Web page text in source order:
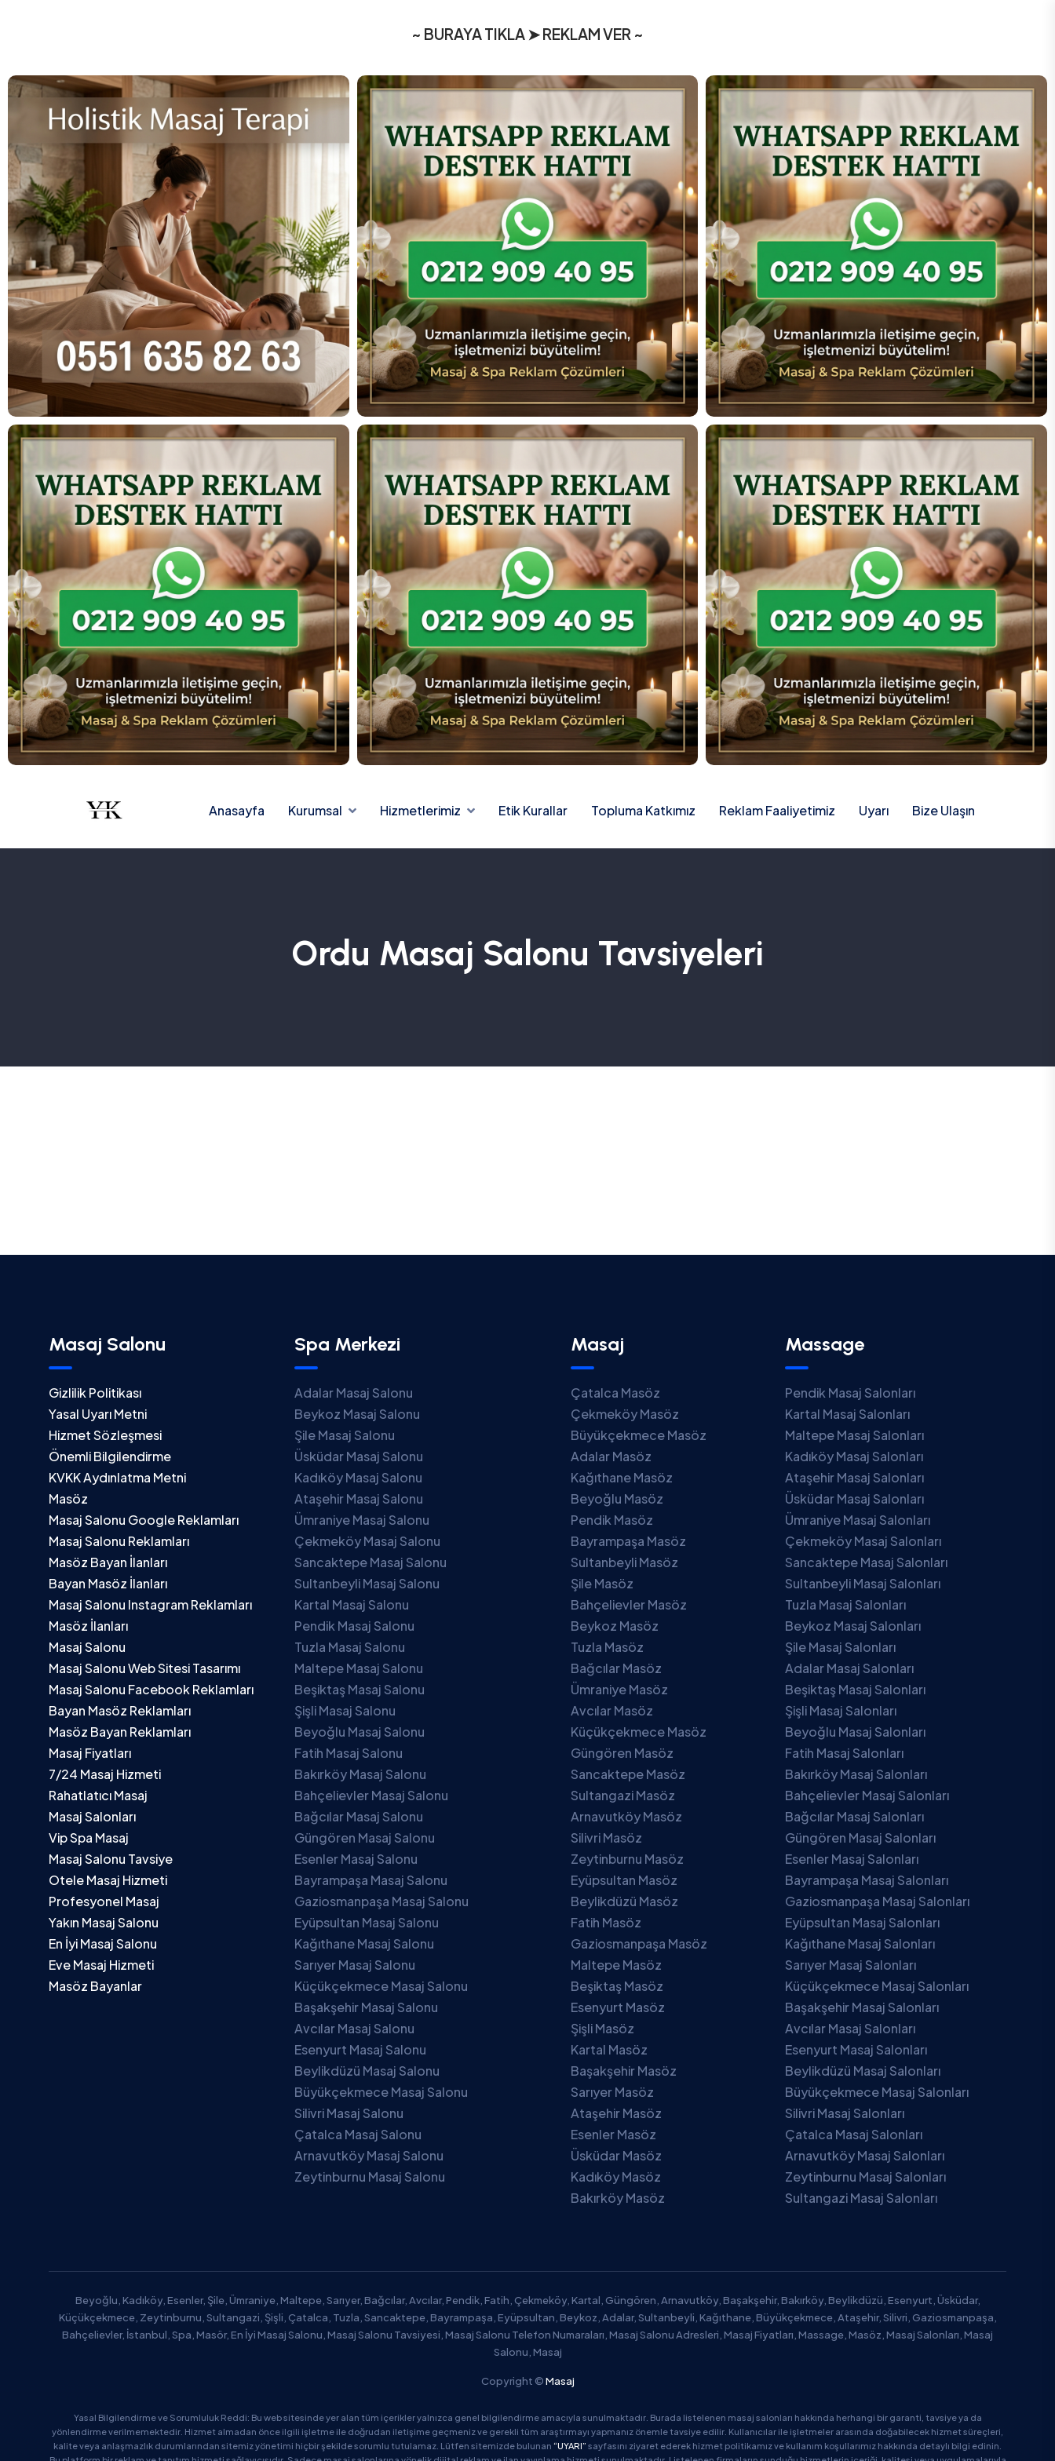
~ BURAYA TIKLA ➤ REKLAM VER ~
Anasayfa Kurumsal Hizmetlerimiz Etik Kurallar Topluma Katkımız Reklam Faaliyetimiz Uyarı Bize Ulaşın
Ordu Masaj Salonu Tavsiyeleri
Masaj Salonu
Gizlilik Politikası
Yasal Uyarı Metni
Hizmet Sözleşmesi
Önemli Bilgilendirme
KVKK Aydınlatma Metni
Masöz
Masaj Salonu Google Reklamları
Masaj Salonu Reklamları
Masöz Bayan İlanları
Bayan Masöz İlanları
Masaj Salonu Instagram Reklamları
Masöz İlanları
Masaj Salonu
Masaj Salonu Web Sitesi Tasarımı
Masaj Salonu Facebook Reklamları
Bayan Masöz Reklamları
Masöz Bayan Reklamları
Masaj Fiyatları
7/24 Masaj Hizmeti
Rahatlatıcı Masaj
Masaj Salonları
Vip Spa Masaj
Masaj Salonu Tavsiye
Otele Masaj Hizmeti
Profesyonel Masaj
Yakın Masaj Salonu
En İyi Masaj Salonu
Eve Masaj Hizmeti
Masöz Bayanlar
Spa Merkezi
Adalar Masaj Salonu
Beykoz Masaj Salonu
Şile Masaj Salonu
Üsküdar Masaj Salonu
Kadıköy Masaj Salonu
Ataşehir Masaj Salonu
Ümraniye Masaj Salonu
Çekmeköy Masaj Salonu
Sancaktepe Masaj Salonu
Sultanbeyli Masaj Salonu
Kartal Masaj Salonu
Pendik Masaj Salonu
Tuzla Masaj Salonu
Maltepe Masaj Salonu
Beşiktaş Masaj Salonu
Şişli Masaj Salonu
Beyoğlu Masaj Salonu
Fatih Masaj Salonu
Bakırköy Masaj Salonu
Bahçelievler Masaj Salonu
Bağcılar Masaj Salonu
Güngören Masaj Salonu
Esenler Masaj Salonu
Bayrampaşa Masaj Salonu
Gaziosmanpaşa Masaj Salonu
Eyüpsultan Masaj Salonu
Kağıthane Masaj Salonu
Sarıyer Masaj Salonu
Küçükçekmece Masaj Salonu
Başakşehir Masaj Salonu
Avcılar Masaj Salonu
Esenyurt Masaj Salonu
Beylikdüzü Masaj Salonu
Büyükçekmece Masaj Salonu
Silivri Masaj Salonu
Çatalca Masaj Salonu
Arnavutköy Masaj Salonu
Zeytinburnu Masaj Salonu
Masaj
Çatalca Masöz
Çekmeköy Masöz
Büyükçekmece Masöz
Adalar Masöz
Kağıthane Masöz
Beyoğlu Masöz
Pendik Masöz
Bayrampaşa Masöz
Sultanbeyli Masöz
Şile Masöz
Bahçelievler Masöz
Beykoz Masöz
Tuzla Masöz
Bağcılar Masöz
Ümraniye Masöz
Avcılar Masöz
Küçükçekmece Masöz
Güngören Masöz
Sancaktepe Masöz
Sultangazi Masöz
Arnavutköy Masöz
Silivri Masöz
Zeytinburnu Masöz
Eyüpsultan Masöz
Beylikdüzü Masöz
Fatih Masöz
Gaziosmanpaşa Masöz
Maltepe Masöz
Beşiktaş Masöz
Esenyurt Masöz
Şişli Masöz
Kartal Masöz
Başakşehir Masöz
Sarıyer Masöz
Ataşehir Masöz
Esenler Masöz
Üsküdar Masöz
Kadıköy Masöz
Bakırköy Masöz
Massage
Pendik Masaj Salonları
Kartal Masaj Salonları
Maltepe Masaj Salonları
Kadıköy Masaj Salonları
Ataşehir Masaj Salonları
Üsküdar Masaj Salonları
Ümraniye Masaj Salonları
Çekmeköy Masaj Salonları
Sancaktepe Masaj Salonları
Sultanbeyli Masaj Salonları
Tuzla Masaj Salonları
Beykoz Masaj Salonları
Şile Masaj Salonları
Adalar Masaj Salonları
Beşiktaş Masaj Salonları
Şişli Masaj Salonları
Beyoğlu Masaj Salonları
Fatih Masaj Salonları
Bakırköy Masaj Salonları
Bahçelievler Masaj Salonları
Bağcılar Masaj Salonları
Güngören Masaj Salonları
Esenler Masaj Salonları
Bayrampaşa Masaj Salonları
Gaziosmanpaşa Masaj Salonları
Eyüpsultan Masaj Salonları
Kağıthane Masaj Salonları
Sarıyer Masaj Salonları
Küçükçekmece Masaj Salonları
Başakşehir Masaj Salonları
Avcılar Masaj Salonları
Esenyurt Masaj Salonları
Beylikdüzü Masaj Salonları
Büyükçekmece Masaj Salonları
Silivri Masaj Salonları
Çatalca Masaj Salonları
Arnavutköy Masaj Salonları
Zeytinburnu Masaj Salonları
Sultangazi Masaj Salonları
Beyoğlu, Kadıköy, Esenler, Şile, Ümraniye, Maltepe, Sarıyer, Bağcılar, Avcılar, Pendik, Fatih, Çekmeköy, Kartal, Güngören, Arnavutköy, Başakşehir, Bakırköy, Beylikdüzü, Esenyurt, Üsküdar,
Küçükçekmece, Zeytinburnu, Sultangazi, Şişli, Çatalca, Tuzla, Sancaktepe, Bayrampaşa, Eyüpsultan, Beykoz, Adalar, Sultanbeyli, Kağıthane, Büyükçekmece, Ataşehir, Silivri, Gaziosmanpaşa,
Bahçelievler, İstanbul, Spa, Masör, En İyi Masaj Salonu, Masaj Salonu Tavsiyesi, Masaj Salonu Telefon Numaraları, Masaj Salonu Adresleri, Masaj Fiyatları, Massage, Masöz, Masaj Salonları, Masaj
Salonu, Masaj
Copyright ©Masaj
Yasal Bilgilendirme ve Sorumluluk Reddi: Bu web sitesinde yer alan tüm içerikler yalnızca genel bilgilendirme amacıyla sunulmaktadır. Burada listelenen masaj salonları hakkında herhangi bir garanti, tavsiye ya da
yönlendirme verilmemektedir. Hizmet almadan önce ilgili işletme ile doğrudan iletişime geçmeniz ve gerekli tüm araştırmayı yapmanız önemle tavsiye edilir. Kullanıcılar ile işletmeler arasında doğabilecek hizmet süreçleri,
kalite veya anlaşmazlık durumlarından sitemiz yönetimi hiçbir şekilde sorumlu tutulamaz. Lütfen sitemizde bulunan “UYARI” sayfasını ziyaret ederek hizmet politikamız ve kullanım koşullarımız hakkında detaylı bilgi edinin.